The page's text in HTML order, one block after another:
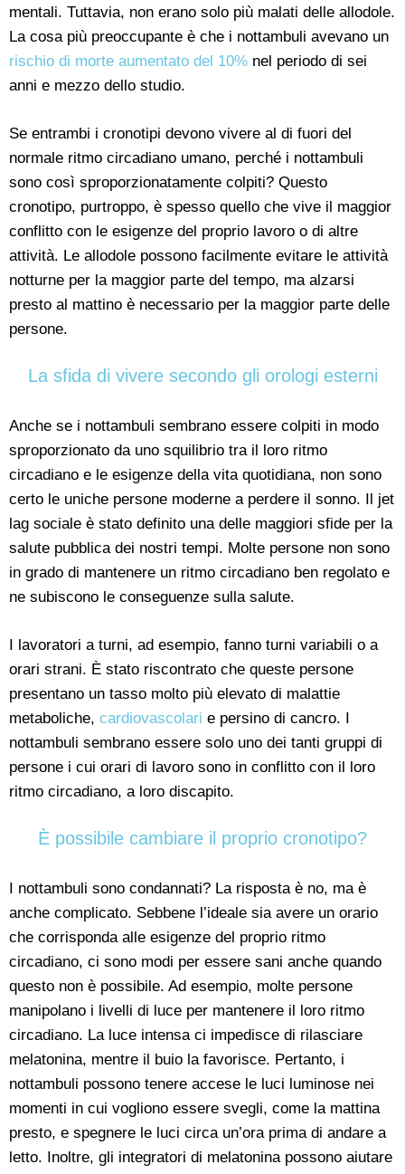
mentali. Tuttavia, non erano solo più malati delle allodole.
La cosa più preoccupante è che i nottambuli avevano un
rischio di morte aumentato del 10% nel periodo di sei
anni e mezzo dello studio.
Se entrambi i cronotipi devono vivere al di fuori del
normale ritmo circadiano umano, perché i nottambuli
sono così sproporzionatamente colpiti? Questo
cronotipo, purtroppo, è spesso quello che vive il maggior
conflitto con le esigenze del proprio lavoro o di altre
attività. Le allodole possono facilmente evitare le attività
notturne per la maggior parte del tempo, ma alzarsi
presto al mattino è necessario per la maggior parte delle
persone.
La sfida di vivere secondo gli orologi esterni
Anche se i nottambuli sembrano essere colpiti in modo
sproporzionato da uno squilibrio tra il loro ritmo
circadiano e le esigenze della vita quotidiana, non sono
certo le uniche persone moderne a perdere il sonno. Il jet
lag sociale è stato definito una delle maggiori sfide per la
salute pubblica dei nostri tempi. Molte persone non sono
in grado di mantenere un ritmo circadiano ben regolato e
ne subiscono le conseguenze sulla salute.
I lavoratori a turni, ad esempio, fanno turni variabili o a
orari strani. È stato riscontrato che queste persone
presentano un tasso molto più elevato di malattie
metaboliche, cardiovascolari e persino di cancro. I
nottambuli sembrano essere solo uno dei tanti gruppi di
persone i cui orari di lavoro sono in conflitto con il loro
ritmo circadiano, a loro discapito.
È possibile cambiare il proprio cronotipo?
I nottambuli sono condannati? La risposta è no, ma è
anche complicato. Sebbene l’ideale sia avere un orario
che corrisponda alle esigenze del proprio ritmo
circadiano, ci sono modi per essere sani anche quando
questo non è possibile. Ad esempio, molte persone
manipolano i livelli di luce per mantenere il loro ritmo
circadiano. La luce intensa ci impedisce di rilasciare
melatonina, mentre il buio la favorisce. Pertanto, i
nottambuli possono tenere accese le luci luminose nei
momenti in cui vogliono essere svegli, come la mattina
presto, e spegnere le luci circa un’ora prima di andare a
letto. Inoltre, gli integratori di melatonina possono aiutare